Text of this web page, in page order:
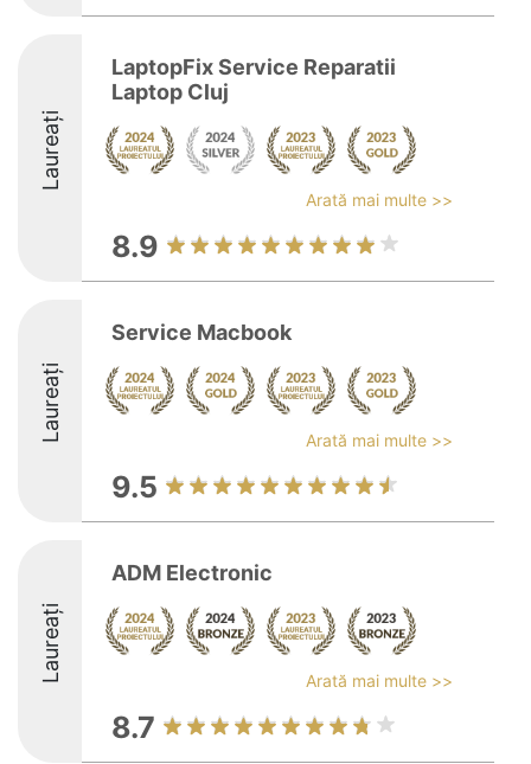
Laureați
LaptopFix Service Reparatii
Laptop Cluj
Arată mai multe >>
8.9
Laureați
Service Macbook
Arată mai multe >>
9.5
Laureați
ADM Electronic
Arată mai multe >>
8.7